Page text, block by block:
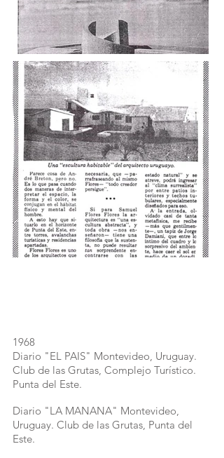
1968
Diario "EL PAIS" Montevideo, Uruguay.
Club de las Grutas, Complejo Turístico.
Punta del Este.
Diario "LA MANANA" Montevideo,
Uruguay. Club de las Grutas, Punta del
Este.